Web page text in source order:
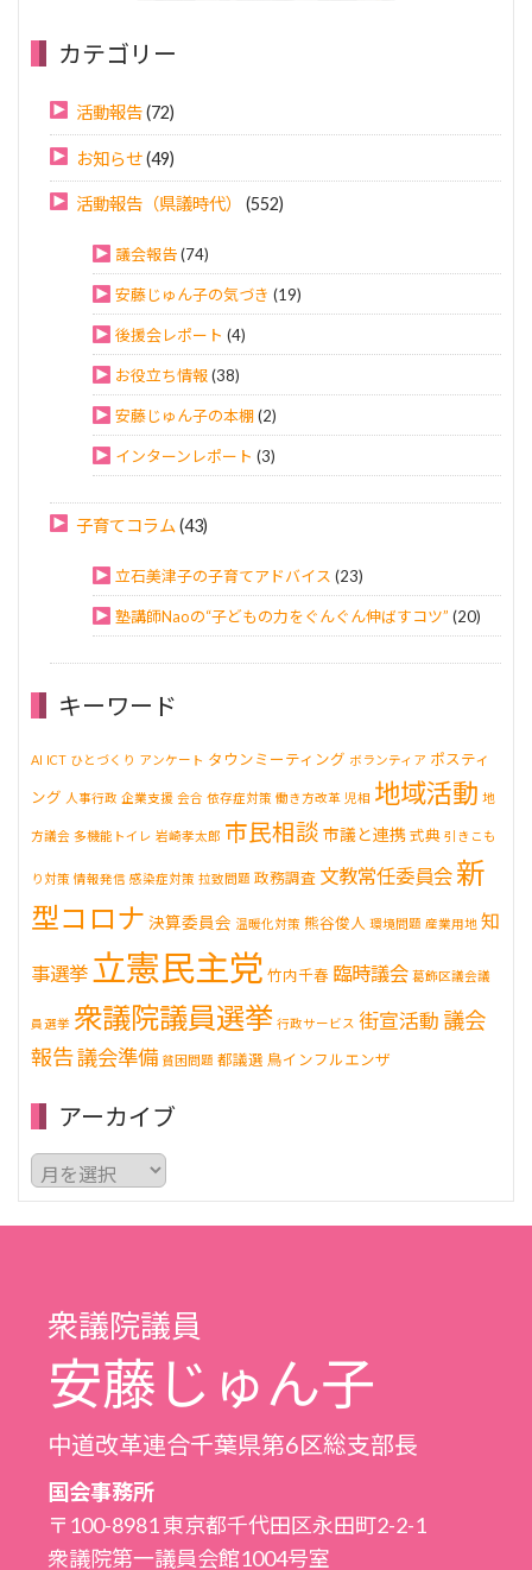
カテゴリー
活動報告(72)
お知らせ(49)
活動報告（県議時代） (552)
議会報告(74)
安藤じゅん子の気づき (19)
後援会レポート (4)
お役立ち情報(38)
安藤じゅん子の本棚(2)
インターンレポート (3)
子育てコラム (43)
立石美津子の子育てアドバイス (23)
塾講師Naoの“子どもの力をぐんぐん伸ばすコツ” (20)
キーワード
AI ICT ひとづくり アンケート タウンミーティング ボランティア ポスティ
ング 人事行政 企業支援 会合 依存症対策 働き方改革 児相 地域活動 地
方議会 多機能トイレ 岩崎孝太郎 市民相談 市議と連携 式典 引きこも
り対策 情報発信 感染症対策 拉致問題 政務調査 文教常任委員会 新
型コロナ 決算委員会 温暖化対策 熊谷俊人 環境問題 産業用地 知
事選挙 立憲民主党 竹内千春 臨時議会 葛飾区議会議
員選挙 衆議院議員選挙 行政サービス 街宣活動 議会
報告議会準備 貧困問題 都議選 鳥インフルエンザ
アーカイブ
ア
ー
カ
イ
衆議院議員
安藤じゅん子
中道改革連合千葉県第6区総支部長
国会事務所
〒100-8981 東京都千代田区永田町2-2-1
衆議院第一議員会館1004号室